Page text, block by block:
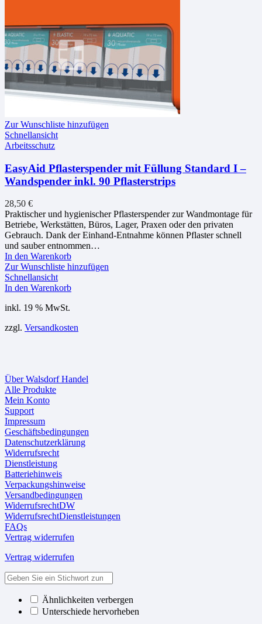
Zur Wunschliste hinzufügen
Schnellansicht
Arbeitsschutz
EasyAid Pflasterspender mit Füllung Standard I –
Wandspender inkl. 90 Pflasterstrips
28,50 €
Praktischer und hygienischer Pflasterspender zur Wandmontage für
Betriebe, Werkstätten, Büros, Lager, Praxen oder den privaten
Gebrauch. Dank der Einhand-Entnahme können Pflaster schnell
und sauber entnommen…
In den Warenkorb
Zur Wunschliste hinzufügen
Schnellansicht
In den Warenkorb
inkl. 19 % MwSt.
zzgl. Versandkosten
Über Walsdorf Handel
Alle Produkte
Mein Konto
Support
Impressum
Geschäftsbedingungen
Datenschutzerklärung
Widerrufsrecht
Dienstleistung
Batteriehinweis
Verpackungshinweise
Versandbedingungen
WiderrufsrechtDW
WiderrufsrechtDienstleistungen
FAQs
Vertrag widerrufen
Vertrag widerrufen
Ähnlichkeiten verbergen
Unterschiede hervorheben